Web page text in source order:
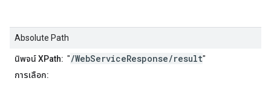
Absolute Path
นิพจน์ XPath: "/WebServiceResponse/result"
การเลือก: